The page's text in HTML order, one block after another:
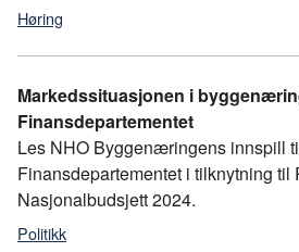
Høring
Markedssituasjonen i
Finansdepartementet
Les NHO Byggenæringens innspill
Finansdepartementet i tilknytning til
Nasjonalbudsjett 2024.
Politikk